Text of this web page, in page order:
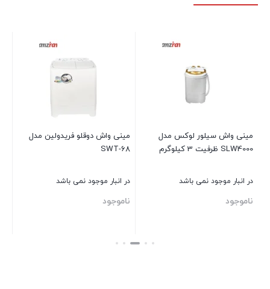
مینی واش سیلور لوکس مدل
SLW4000 ظرفیت 3 کیلوگرم
در انبار موجود نمی باشد
ناموجود
مینی واش دوقلو فریدولین مدل
SWT-68
در انبار موجود نمی باشد
ناموجود
بستن